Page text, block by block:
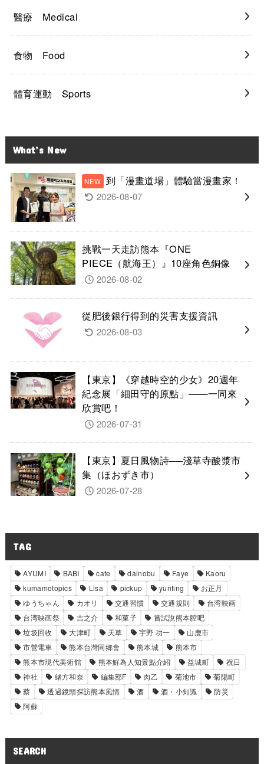
醫療 Medical
食物 Food
體育運動 Sports
What’s New
到「漫畫道場」體驗當漫畫家！
2026-08-07
挑戰一天走訪熊本『ONE
PIECE（航海王）』10座角色銅像
2026-08-02
從肥後銀行得到的災害支援資訊
2026-08-03
【東京】《穿越時空的少女》20週年
紀念展「細田守的原點」——一同來
欣賞吧！
2026-07-31
【東京】夏日風物詩──淺草寺酸漿市
集（ほおずき市）
2026-07-28
TAG
AYUMI BABI cafe dainobu Faye
Kaoru
kumamotopics
Lisa pickup yunting
お正月
ゆうちゃん
カオリ 交通習慣 交通規則
台湾映画
台湾映画祭
吉之介 和菓子
嘗試說熊本腔吧
垃圾回收
大津町 天草 宇野 功一
山鹿市
市營電車
熊本台灣同郷會 熊本城
熊本市
熊本市現代美術館
熊本鮮為人知景點介紹 益城町
祝日
神社
緒方和奈 編集部F 肉乙 菊池市
菊陽町
蔡
透過鏡頭探訪熊本風情 酒 酒・小知識
防災
阿蘇
SEARCH